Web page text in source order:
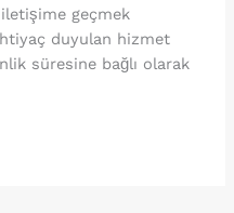
geçmek
duyulan hizmet
süresine bağlı olarak